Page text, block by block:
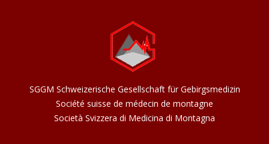
SGGM Schweizerische Gesellschaft für Gebirgsmedizin
Société suisse de médecin de montagne
Società Svizzera di Medicina di Montagna